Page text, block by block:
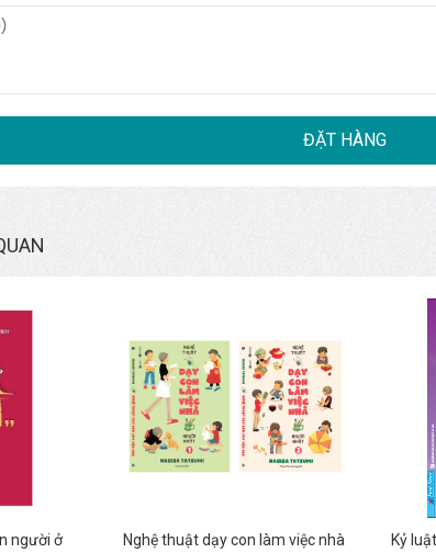
ĐẶT HÀNG
người ở
Nghệ thuật dạy con làm việc nhà
Kỷ